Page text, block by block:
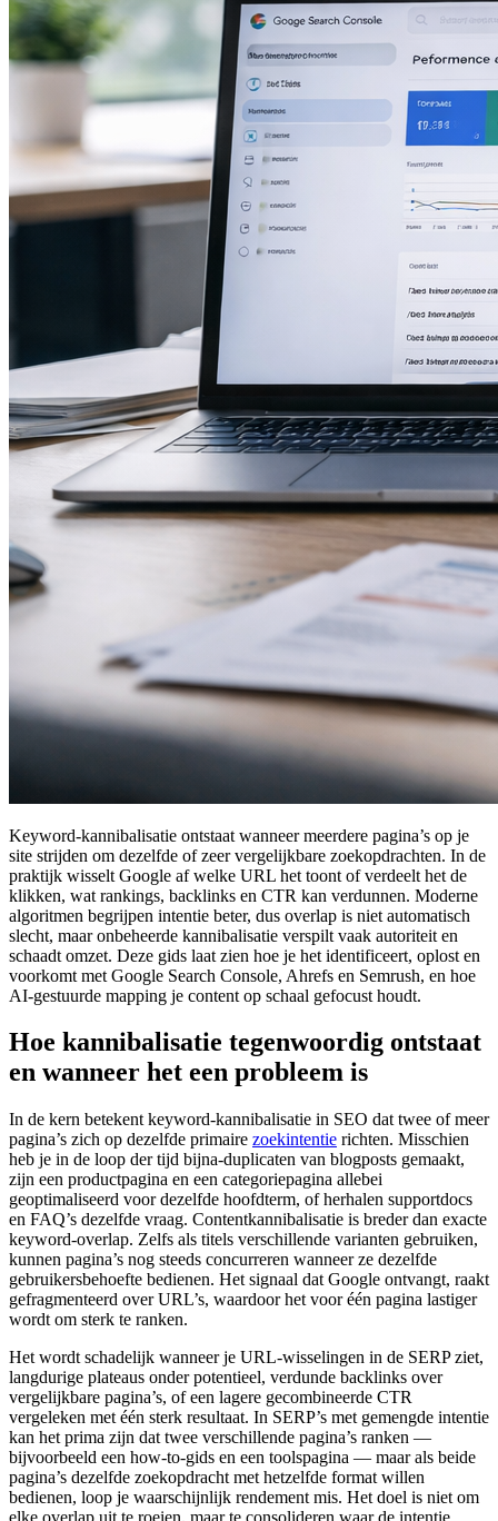
Keyword-kannibalisatie ontstaat wanneer meerdere pagina’s op je
site strijden om dezelfde of zeer vergelijkbare zoekopdrachten. In de
praktijk wisselt Google af welke URL het toont of verdeelt het de
klikken, wat rankings, backlinks en CTR kan verdunnen. Moderne
algoritmen begrijpen intentie beter, dus overlap is niet automatisch
slecht, maar onbeheerde kannibalisatie verspilt vaak autoriteit en
schaadt omzet. Deze gids laat zien hoe je het identificeert, oplost en
voorkomt met Google Search Console, Ahrefs en Semrush, en hoe
AI-gestuurde mapping je content op schaal gefocust houdt.
Hoe kannibalisatie tegenwoordig ontstaat
en wanneer het een probleem is
In de kern betekent keyword-kannibalisatie in SEO dat twee of meer
pagina’s zich op dezelfde primaire zoekintentie richten. Misschien
heb je in de loop der tijd bijna-duplicaten van blogposts gemaakt,
zijn een productpagina en een categoriepagina allebei
geoptimaliseerd voor dezelfde hoofdterm, of herhalen supportdocs
en FAQ’s dezelfde vraag. Contentkannibalisatie is breder dan exacte
keyword-overlap. Zelfs als titels verschillende varianten gebruiken,
kunnen pagina’s nog steeds concurreren wanneer ze dezelfde
gebruikersbehoefte bedienen. Het signaal dat Google ontvangt, raakt
gefragmenteerd over URL’s, waardoor het voor één pagina lastiger
wordt om sterk te ranken.
Het wordt schadelijk wanneer je URL-wisselingen in de SERP ziet,
langdurige plateaus onder potentieel, verdunde backlinks over
vergelijkbare pagina’s, of een lagere gecombineerde CTR
vergeleken met één sterk resultaat. In SERP’s met gemengde intentie
kan het prima zijn dat twee verschillende pagina’s ranken —
bijvoorbeeld een how-to-gids en een toolspagina — maar als beide
pagina’s dezelfde zoekopdracht met hetzelfde format willen
bedienen, loop je waarschijnlijk rendement mis. Het doel is niet om